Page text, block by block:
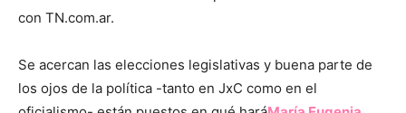
con TN.com.ar.
Se acercan las elecciones legislativas y buena parte de
los ojos de la política -tanto en JxC como en el